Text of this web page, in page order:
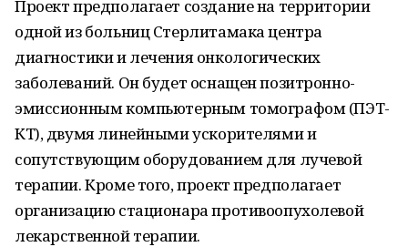
Проект предполагает создание на территории
одной из больниц Стерлитамака центра
диагностики и лечения онкологических
заболеваний. Он будет оснащен позитронно-
эмиссионным компьютерным томографом (ПЭТ-
КТ), двумя линейными ускорителями и
сопутствующим оборудованием для лучевой
терапии. Кроме того, проект предполагает
организацию стационара противоопухолевой
лекарственной терапии.